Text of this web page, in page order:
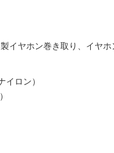
イヤホン巻き取り、イヤホ
ロン）